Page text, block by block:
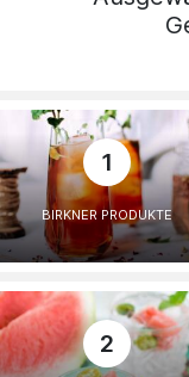
1
BIRKNER PRODUKTE
2